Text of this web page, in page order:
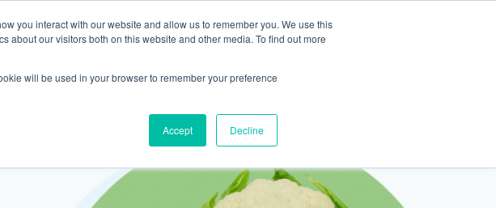
you interact with our website and allow us to remember you. We use this
our visitors both on this website and other media. To find out more
will be used in your browser to remember your preference
Accept Decline
清水灣診所
香港新界壁屋清水灣道碧翠路牛奶公司
淺水灣海灘道28號
中環專科門診
香港中環德己立街1號
清水灣診所
香港新界壁屋清水灣道碧翠路牛奶公司
領康醫療的合作診所
OT&P 安納利助產士診所
香港中環德己立街1號世紀廣場地庫一
香港中環德己立街1號
淺水灣診所
淺水灣海灘道28號
淺水灣診所
淺水灣海灘道28號
港中環德己立街1號
保健及醫美服務
香港中環德己立街1號世紀廣場6樓603
劃 資源 最新活動 商店 2155 9055